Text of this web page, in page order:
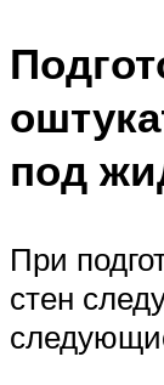
под
При
стен